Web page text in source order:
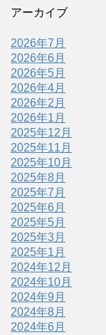
アーカイブ
2026年7月
2026年6月
2026年5月
2026年4月
2026年2月
2026年1月
2025年12月
2025年11月
2025年10月
2025年8月
2025年7月
2025年6月
2025年5月
2025年3月
2025年1月
2024年12月
2024年10月
2024年9月
2024年8月
2024年6月